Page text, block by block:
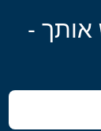
-